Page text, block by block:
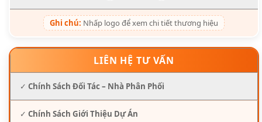
Ghi chú: Nhấp logo để xem chi tiết thương hiệu
LIÊN HỆ TƯ VẤN
✓ Chính Sách Đối Tác – Nhà Phân Phối
✓ Chính Sách Giới Thiệu Dự Án